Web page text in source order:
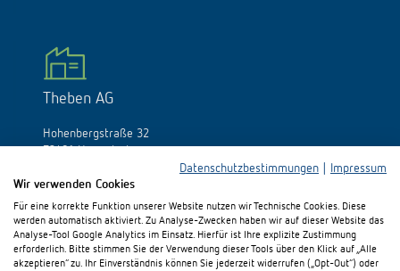
Theben AG
Hohenbergstraße 32
Fax: +49 (0)74 74/692-150
E-Mail:info@theben.de
Datenschutzbestimmungen
Impressum
Wir verwenden Cookies
Für eine korrekte Funktion unserer Website nutzen wir Technische Cookies. Diese
werden automatisch aktiviert. Zu Analyse-Zwecken haben wir auf dieser Website das
Analyse-Tool Google Analytics im Einsatz. Hierfür ist Ihre explizite Zustimmung
erforderlich. Bitte stimmen Sie der Verwendung dieser Tools über den Klick auf „Alle
akzeptieren“ zu. Ihr Einverständnis können Sie jederzeit widerrufen („Opt-Out“) oder